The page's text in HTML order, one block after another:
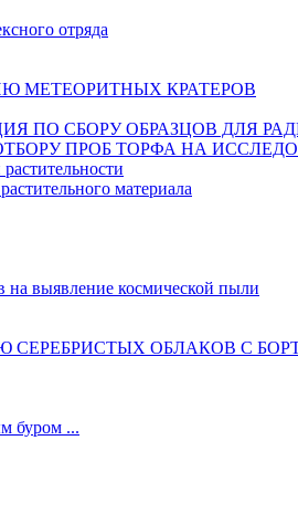
отряда
МЕТЕОРИТНЫХ КРАТЕРОВ
ПО СБОРУ ОБРАЗЦОВ ДЛЯ
ПРОБ ТОРФА НА
материала
выявление космической пыли
ОБЛАКОВ С
буром ...